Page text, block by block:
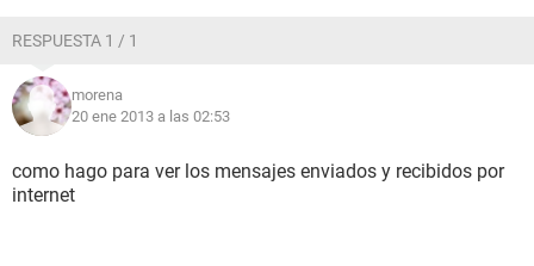
RESPUESTA 1 / 1
morena
20 ene 2013 a las 02:53
como hago para ver los mensajes enviados y recibidos por
internet